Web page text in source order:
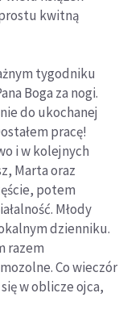
kwitną
tygodniku
Boga za nogi.
do ukochanej
pracę!
i w kolejnych
Marta oraz
potem
Młody
dzienniku.
razem
Co wieczór
w oblicze ojca,